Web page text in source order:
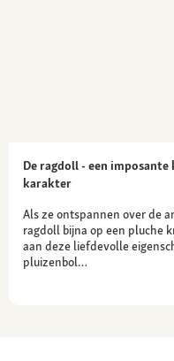
De ragdoll - een
karakter
Als ze ontspannen over de
ragdoll bijna op een pluche
aan deze liefdevolle
pluizenbol…